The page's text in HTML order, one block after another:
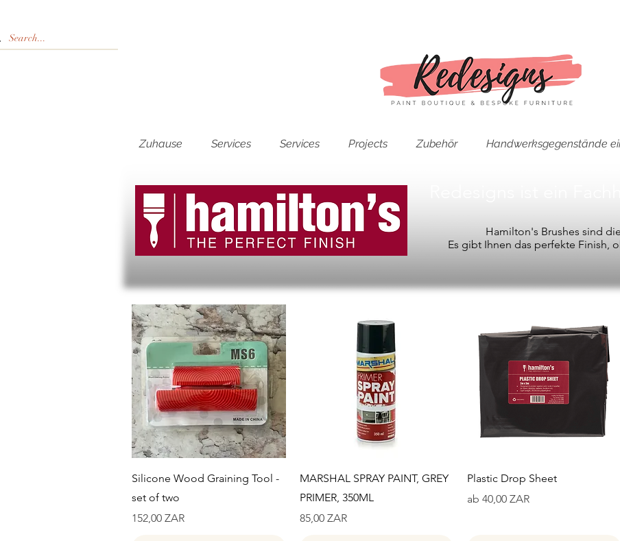
Zuhause Services Services Projects Zubehör Handwerksgegenstände
Hamilton's Brushes sind
Es gibt Ihnen das perfekte Finish,
Schnellansicht
Silicone Wood Graining Tool -
set of two
Preis
152,00 ZAR
Schnellansicht
MARSHAL SPRAY PAINT, GREY
PRIMER, 350ML
Preis
85,00 ZAR
Schnellansicht
Plastic Drop Sheet
ab 40,00 ZAR
Sale-Preis